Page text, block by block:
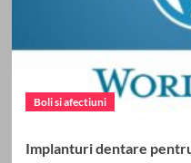
Boli si afectiuni
Implanturi dentare